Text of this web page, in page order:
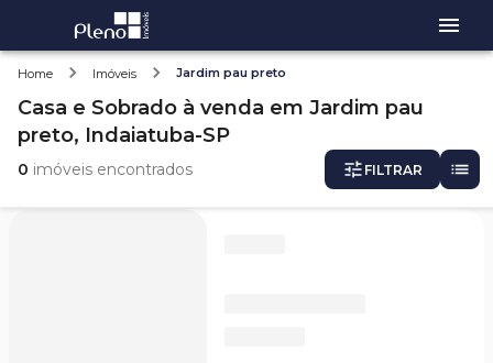
Home Imóveis Jardim pau preto
Casa e Sobrado à venda em Jardim pau
preto, Indaiatuba-SP
0 imóveis encontrados FILTRAR